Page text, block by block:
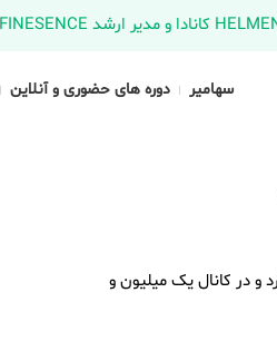
سهامیر دوره های حضوری و آنلاین
و در کانال یک میلیون و